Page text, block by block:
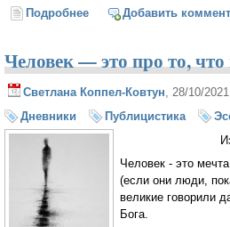
Подробнее о Инна Андреева:
Добавить
Человек — это про то, что
Светлана Коппел-Ковтун, 28/10/
Дневники
Публицистика
Человек - это
(если они люди,
великие говорили
Бога.